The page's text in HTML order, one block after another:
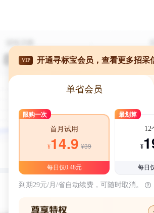
VIP 开通寻标宝会员，查看更多招采
单省会员
限购一次
首月试用
¥14.9 ¥39
每日仅0.48元
最划算
12
¥
每日
到期29元/月/省自动续费，可随时取消。